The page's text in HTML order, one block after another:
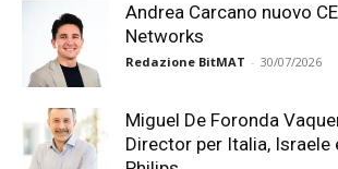
Andrea Carcano nuovo
Networks
Redazione BitMAT - 30/07/2026
Miguel De Foronda
Director per Italia, Israele